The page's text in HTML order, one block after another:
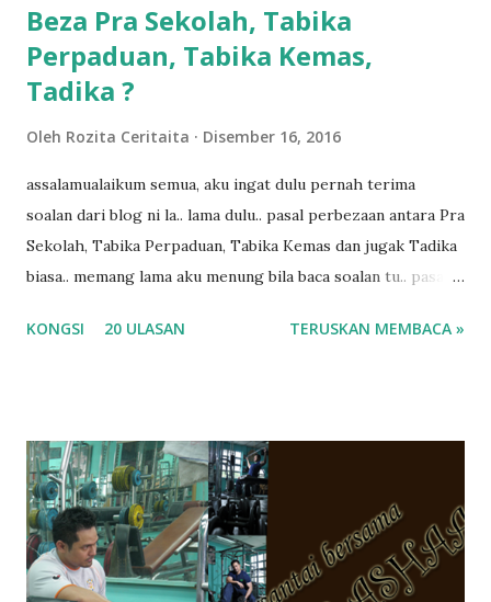
Beza Pra Sekolah, Tabika
Perpaduan, Tabika Kemas,
Tadika ?
Oleh Rozita Ceritaita Disember 16, 2016
assalamualaikum semua, aku ingat dulu pernah terima
soalan dari blog ni la.. lama dulu.. pasal perbezaan antara Pra
Sekolah, Tabika Perpaduan, Tabika Kemas dan jugak Tadika
biasa.. memang lama aku menung bila baca soalan tu.. pasal
ko.. masa tu aku baru je ada anak sorang dan aku hentam je
tanya sapa-sapa pun masa tu.. bila fikir-fikirkan balik terasa
jugak masa alahai teruknya kami sebagai ibubapa.. dan kami
terasa jugak semakin teruk bila abg long dah masuk 2 tahun
kat salah satu tadika swasta ni.. tapi nampaknya kenal huruf
pun tak tau.. pengsan aku bila ingat balik.. aku mula fikir
KONGSI 20 ULASAN TERUSKAN MEMBACA »